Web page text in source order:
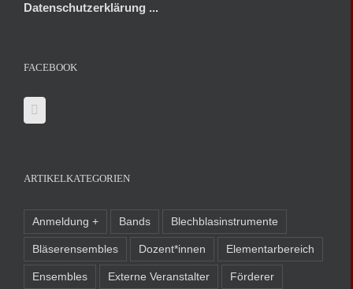
Datenschutzerklärung ...
FACEBOOK
ARTIKELKATEGORIEN
Anmeldung + Bands Blechblasinstrumente
Bläserensembles Dozent*innen Elementarbereich
Ensembles Externe Veranstalter Förderer